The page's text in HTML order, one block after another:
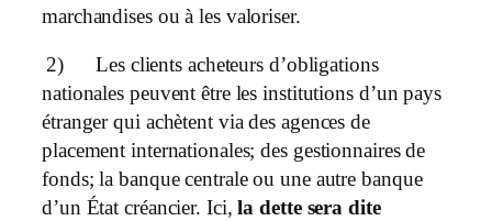
marchandises ou à les valoriser.
2)
Les clients acheteurs d’obligations
nationales peuvent être les institutions d’un pays
étranger qui achètent via des agences de
placement internationales; des gestionnaires de
fonds; la banque centrale ou une autre banque
d’un État créancier. Ici,la dette sera dite